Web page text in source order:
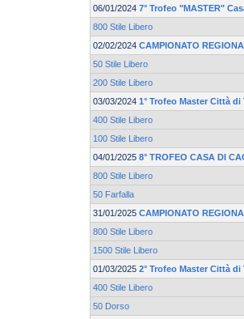
06/01/2024 7° Trofeo "MASTER"
800 Stile Libero
02/02/2024 CAMPIONATO
50 Stile Libero
200 Stile Libero
03/03/2024 1° Trofeo Master Città
400 Stile Libero
100 Stile Libero
04/01/2025 8° TROFEO CASA DI
800 Stile Libero
50 Farfalla
31/01/2025 CAMPIONATO
800 Stile Libero
1500 Stile Libero
01/03/2025 2° Trofeo Master Città
400 Stile Libero
50 Dorso